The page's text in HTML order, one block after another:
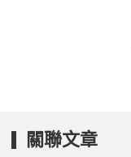
關聯文章